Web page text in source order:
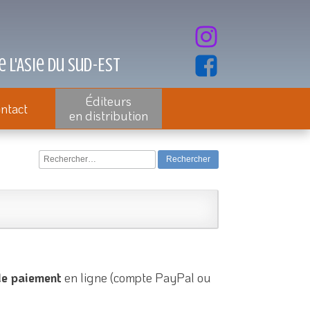
du Sud-Est
Éditeurs
en distribution
Rechercher :
paiement en ligne (compte PayPal ou